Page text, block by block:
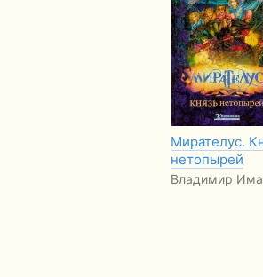
Мирателус.
нетопырей
Владимир